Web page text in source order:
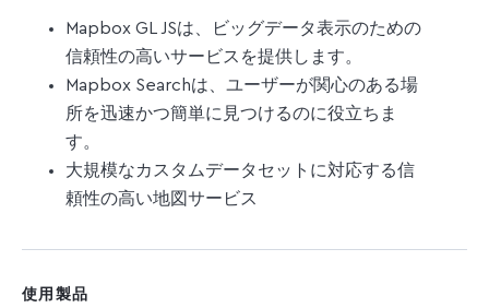
Mapbox GL JSは、ビッグデータ表示のための
信頼性の高いサービスを提供します。
Mapbox Searchは、ユーザーが関心のある場
所を迅速かつ簡単に見つけるのに役立ちま
す。
大規模なカスタムデータセットに対応する信
頼性の高い地図サービス
使用製品